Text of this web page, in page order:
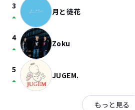
3
arrow_drop_up 月と徒花
4
arrow_drop_up Zoku
5
arrow_drop_up JUGEM.
もっと見る